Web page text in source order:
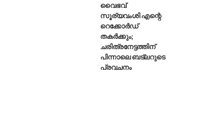
വൈഭവ്
സൂര്യവംശി എന്റെ
റെക്കോർഡ്
തകർക്കും;
ചരിത്രനേട്ടത്തിന്
പിന്നാലെ ബട്‌ലറുടെ
പ്രവചനം